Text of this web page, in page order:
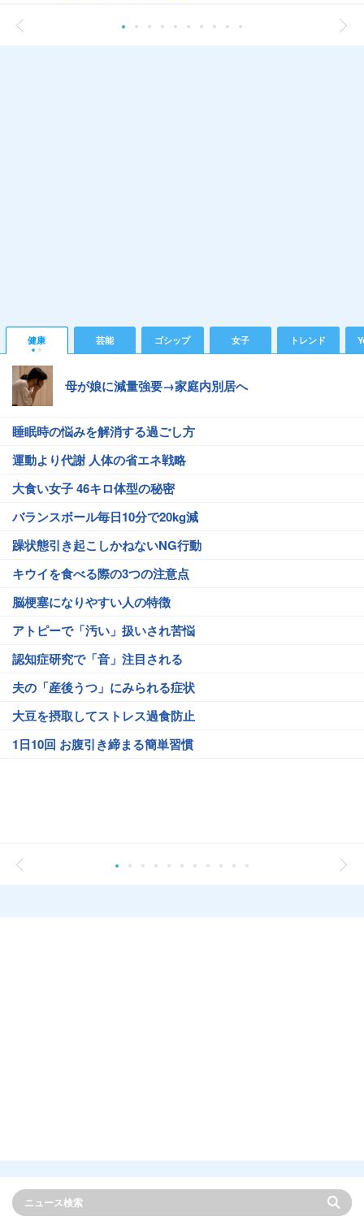
健康 芸能 ゴシップ 女子 トレンド
母が娘に減量強要→家庭内別居へ
睡眠時の悩みを解消する過ごし方
運動より代謝 人体の省エネ戦略
大食い女子 46キロ体型の秘密
バランスボール毎日10分で20kg減
躁状態引き起こしかねないNG行動
キウイを食べる際の3つの注意点
脳梗塞になりやすい人の特徴
アトピーで「汚い」扱いされ苦悩
認知症研究で「音」注目される
夫の「産後うつ」にみられる症状
大豆を摂取してストレス過食防止
1日10回 お腹引き締まる簡単習慣